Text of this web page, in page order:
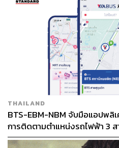
THAILAND
BTS-EBM-NBM จับมือแอปพลิ
การติดตามตำแหน่งรถไฟฟ้า 3